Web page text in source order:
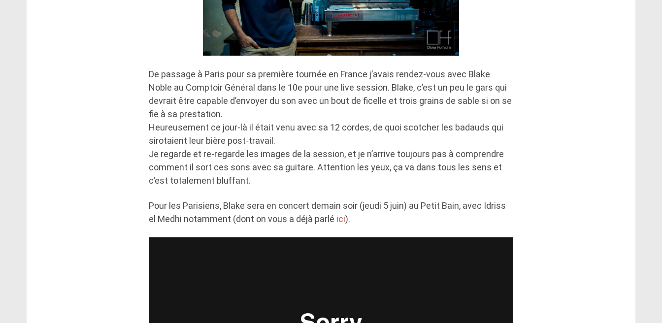
De passage à Paris pour sa première tournée en France j’avais rendez-vous avec Blake
Noble au Comptoir Général dans le 10e pour une live session. Blake, c’est un peu le gars qui
devrait être capable d’envoyer du son avec un bout de ficelle et trois grains de sable si on se
fie à sa prestation.
Heureusement ce jour-là il était venu avec sa 12 cordes, de quoi scotcher les badauds qui
sirotaient leur bière post-travail.
Je regarde et re-regarde les images de la session, et je n’arrive toujours pas à comprendre
comment il sort ces sons avec sa guitare. Attention les yeux, ça va dans tous les sens et
c’est totalement bluffant.
Pour les Parisiens, Blake sera en concert demain soir (jeudi 5 juin) au Petit Bain, avec Idriss
el Medhi notamment (dont on vous a déjà parlé ici).